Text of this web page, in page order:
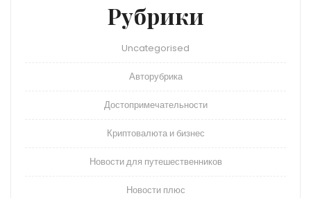
Рубрики
Uncategorised
Авторубрика
Достопримечательности
Криптовалюта и бизнес
Новости для путешественников
Новости плюс